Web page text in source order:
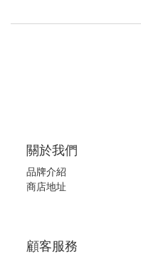
關於我們
品牌介紹
商店地址
顧客服務